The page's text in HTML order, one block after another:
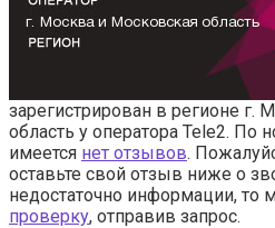
зарегистрирован в регионе г.
область у оператора Tele2. По
имеется нет отзывов.
оставьте свой отзыв ниже о
недостаточно информации, то
проверку, отправив запрос.